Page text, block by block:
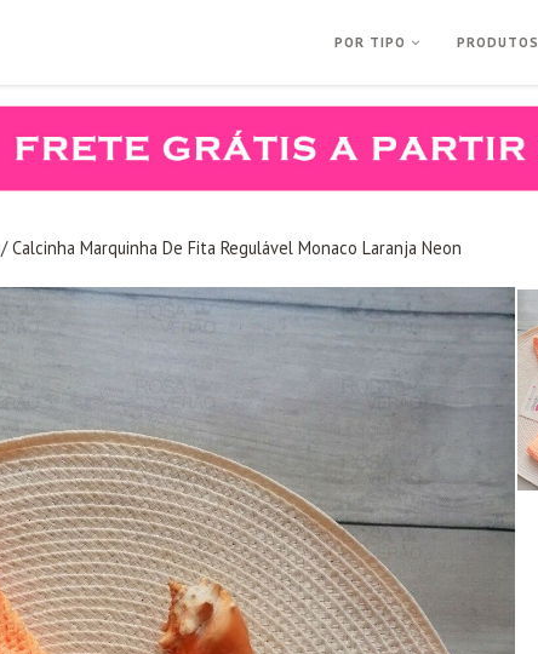
POR TIPO PRODUTOS
/Calcinha Marquinha De Fita Regulável Monaco Laranja Neon